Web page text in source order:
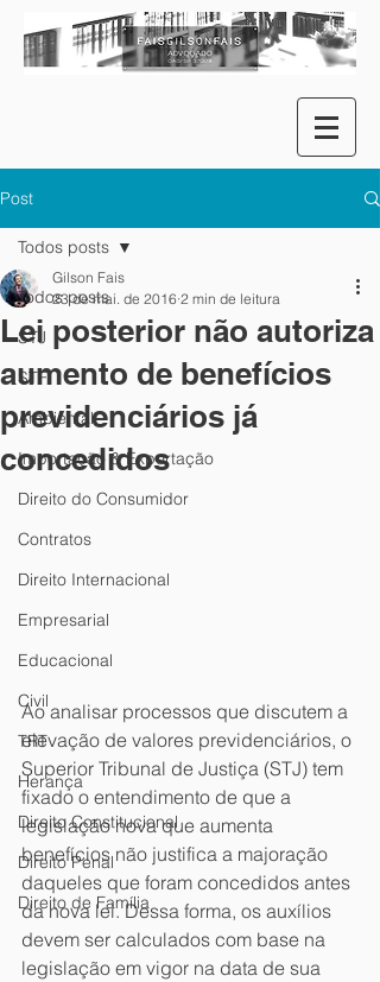
Post
Todos posts
STJ
STF
Ambiental
Importação & Exportação
Direito do Consumidor
Contratos
Direito Internacional
Empresarial
Educacional
Civil
TRT
Herança
Direito Constitucional
Direito Penal
Direito de Família
Todos posts
Lei posterior não autoriza
aumento de benefícios
previdenciários já
concedidos
Gilson Fais
23 de mai. de 2016 2 min de leitura
Ao analisar processos que discutem a
elevação de valores previdenciários, o
Superior Tribunal de Justiça (STJ) tem
fixado o entendimento de que a
legislação nova que aumenta
benefícios não justifica a majoração
daqueles que foram concedidos antes
da nova lei. Dessa forma, os auxílios
devem ser calculados com base na
legislação em vigor na data de sua